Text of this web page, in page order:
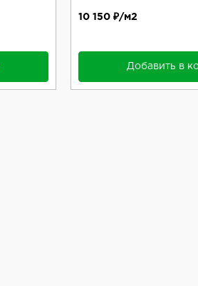
10 150 ₽/м2
Добавить в